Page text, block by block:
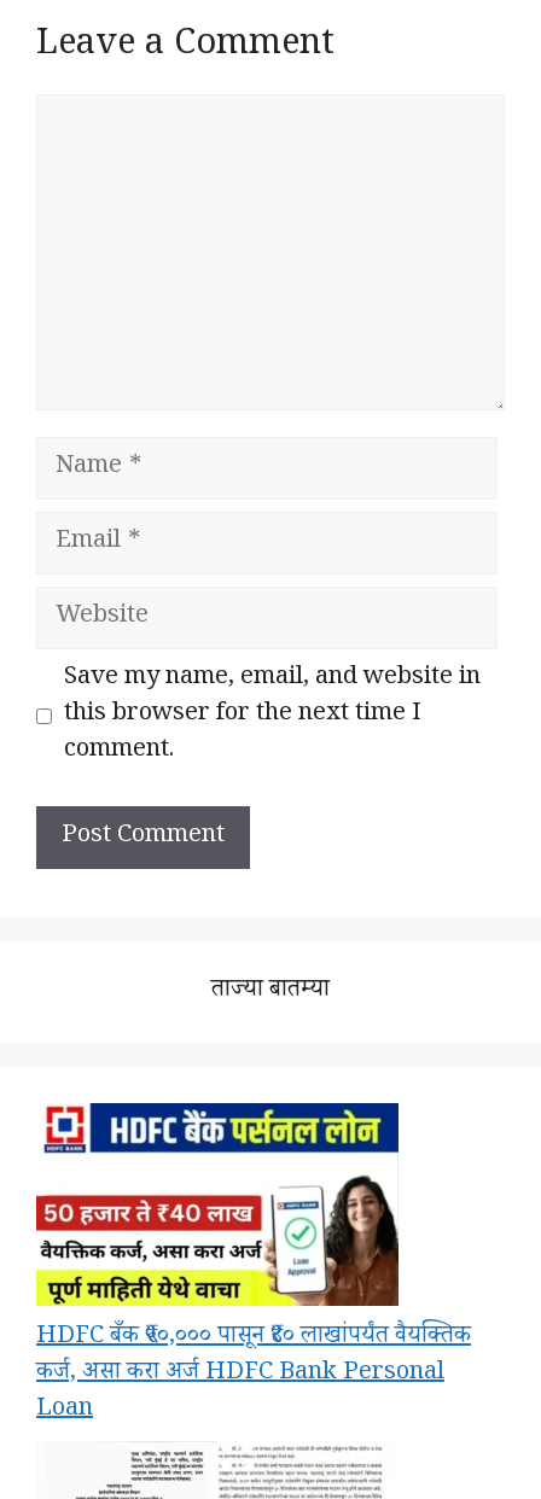
Leave a Comment
Name
Email
Website
Save my name, email, and website in
this browser for the next time I
comment.
ताज्या बातम्या
HDFC बँक ₹५०,००० पासून ₹४० लाखांपर्यंत वैयक्तिक
कर्ज, असा करा अर्ज HDFC Bank Personal
Loan